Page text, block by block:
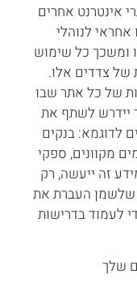
אינטרנט אחרים
לנוהלי
ומשכך כל שימוש
של צדדים אלו.
של כל אתר שבו
יידרש לשתף את
לדוגמא: בנקים
מקוונים, ספקי
זה ייעשה, רק
שלשמן העברת את
לעמוד בדרישות
שלך